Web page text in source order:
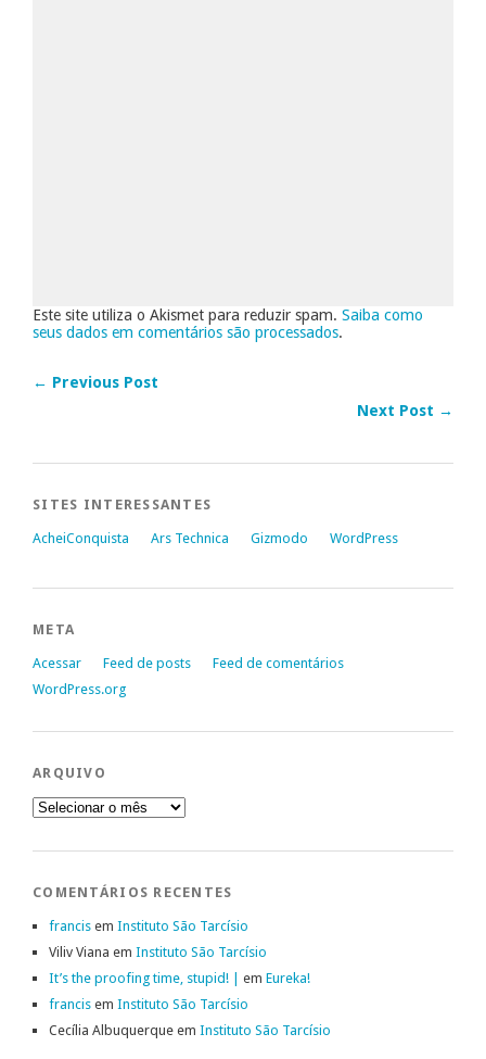
Este site utiliza o Akismet para reduzir spam. Saiba como
seus dados em comentários são processados.
← Previous Post
Next Post →
SITES INTERESSANTES
AcheiConquista Ars Technica Gizmodo WordPress
META
Acessar Feed de posts
Feed de comentários
WordPress.org
ARQUIVO
Arquivo
COMENTÁRIOS RECENTES
francis em Instituto São Tarcísio
Viliv Viana em Instituto São Tarcísio
It’s the proofing time, stupid! | em Eureka!
francis em Instituto São Tarcísio
Cecília Albuquerque em Instituto São Tarcísio